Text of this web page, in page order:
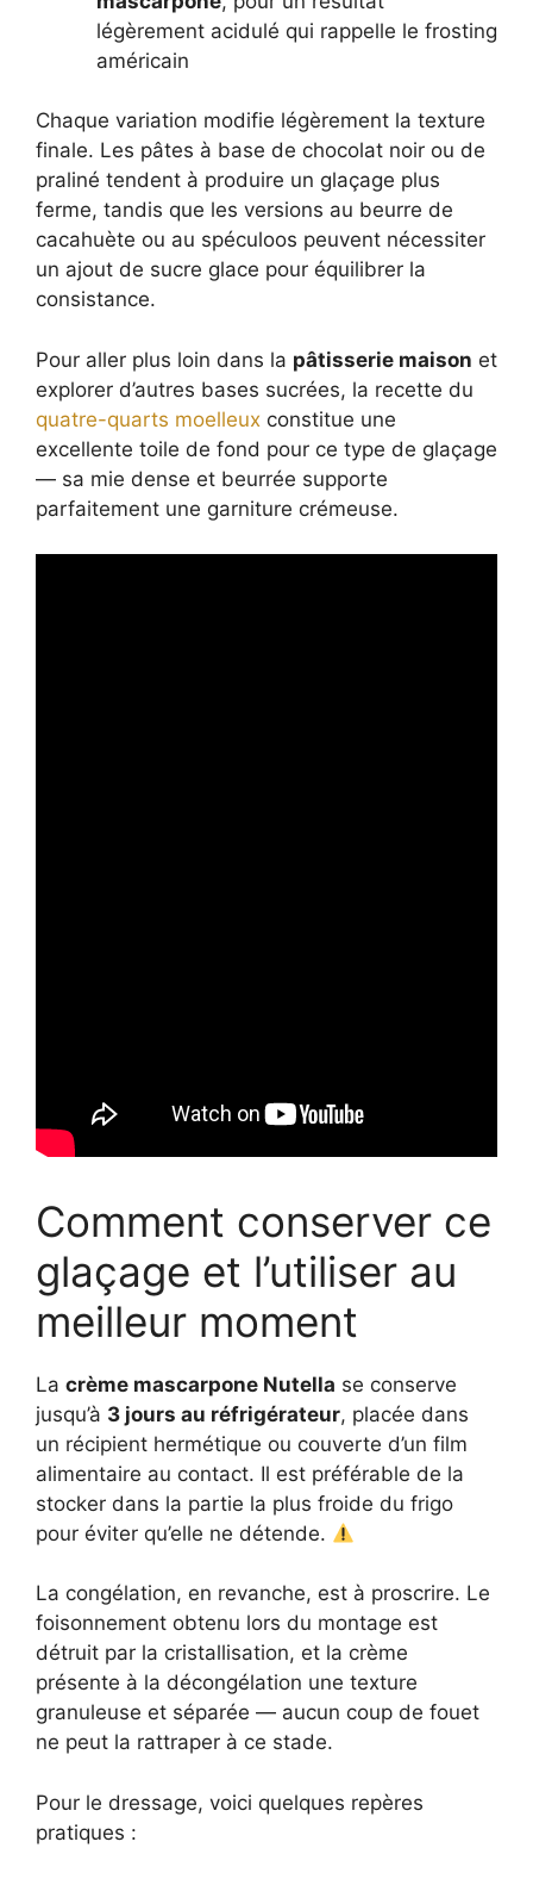
légèrement acidulé qui rappelle le frosting
américain
Chaque variation modifie légèrement la texture
finale. Les pâtes à base de chocolat noir ou de
praliné tendent à produire un glaçage plus
ferme, tandis que les versions au beurre de
cacahuète ou au spéculoos peuvent nécessiter
un ajout de sucre glace pour équilibrer la
consistance.
Pour aller plus loin dans la pâtisserie maison et
explorer d’autres bases sucrées, la recette du
quatre-quarts moelleux constitue une
excellente toile de fond pour ce type de glaçage
— sa mie dense et beurrée supporte
parfaitement une garniture crémeuse.
Comment conserver ce
glaçage et l’utiliser au
meilleur moment
La crème mascarpone Nutella se conserve
jusqu’à 3 jours au réfrigérateur, placée dans
un récipient hermétique ou couverte d’un film
alimentaire au contact. Il est préférable de la
stocker dans la partie la plus froide du frigo
pour éviter qu’elle ne détende.
La congélation, en revanche, est à proscrire. Le
foisonnement obtenu lors du montage est
détruit par la cristallisation, et la crème
présente à la décongélation une texture
granuleuse et séparée — aucun coup de fouet
ne peut la rattraper à ce stade.
Pour le dressage, voici quelques repères
pratiques :